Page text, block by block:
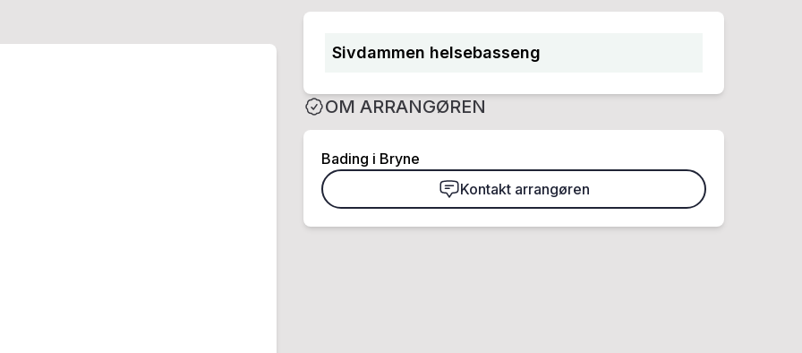
Sivdammen helsebasseng
OM ARRANGØREN
Bading i Bryne
Kontakt arrangøren